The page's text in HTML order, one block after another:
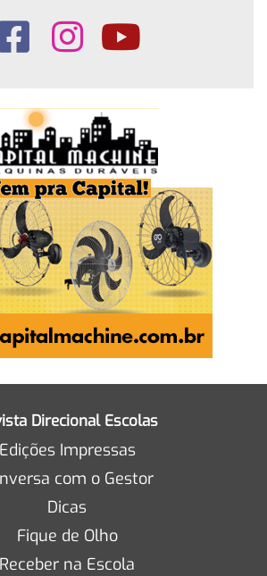
Direcional Escolas
Edições Impressas
com o Gestor
Dicas
Fique de Olho
Receber na Escola